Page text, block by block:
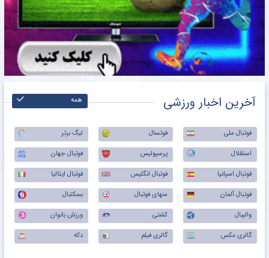
آخرین اخبار ورزشی همه
فوتبال ملی فوتسال
لیگ برتر
استقلال
پرسپولیس
فوتبال جهان
فوتبال اسپانیا
فوتبال انگلیس
فوتبال ایتالیا
فوتبال آلمان
منهای فوتبال
بسکتبال
والیبال
کشتی
ورزش بانوان
گالری عکس
گالری فیلم دکه